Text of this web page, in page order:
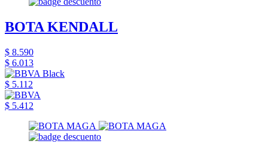
BOTA KENDALL
$ 8.590
$ 6.013
$ 5.112
$ 5.412